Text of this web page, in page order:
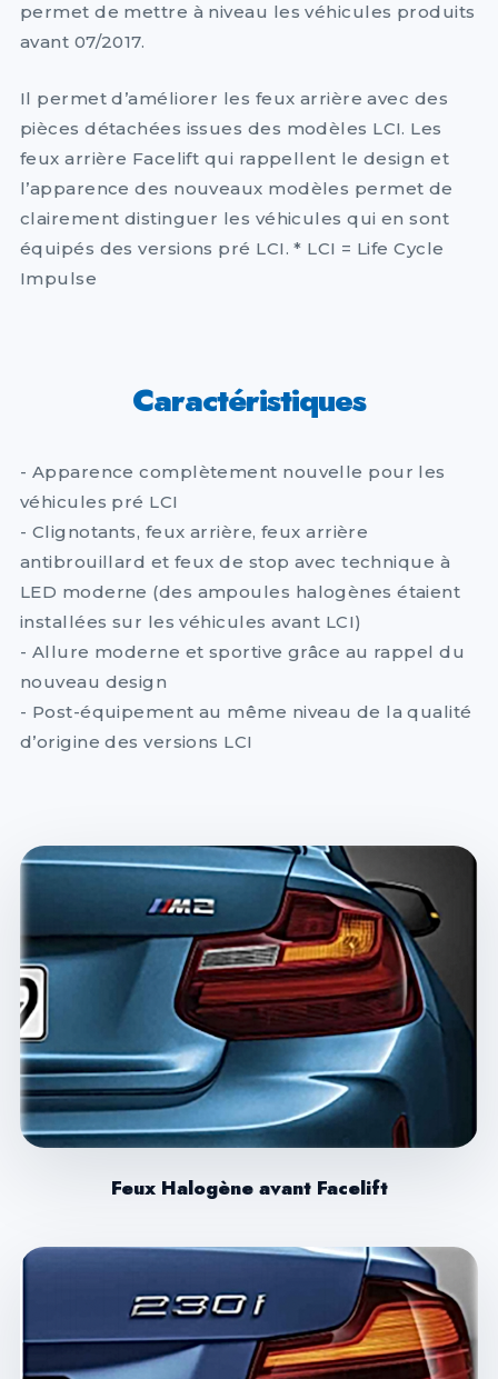
permet de mettre à niveau les véhicules produits
avant 07/2017.
Il permet d’améliorer les feux arrière avec des
pièces détachées issues des modèles LCI. Les
feux arrière Facelift qui rappellent le design et
l’apparence des nouveaux modèles permet de
clairement distinguer les véhicules qui en sont
équipés des versions pré LCI. * LCI = Life Cycle
Impulse
Caractéristiques
- Apparence complètement nouvelle pour les
véhicules pré LCI
- Clignotants, feux arrière, feux arrière
antibrouillard et feux de stop avec technique à
LED moderne (des ampoules halogènes étaient
installées sur les véhicules avant LCI)
- Allure moderne et sportive grâce au rappel du
nouveau design
- Post-équipement au même niveau de la qualité
d’origine des versions LCI
Feux Halogène avant Facelift